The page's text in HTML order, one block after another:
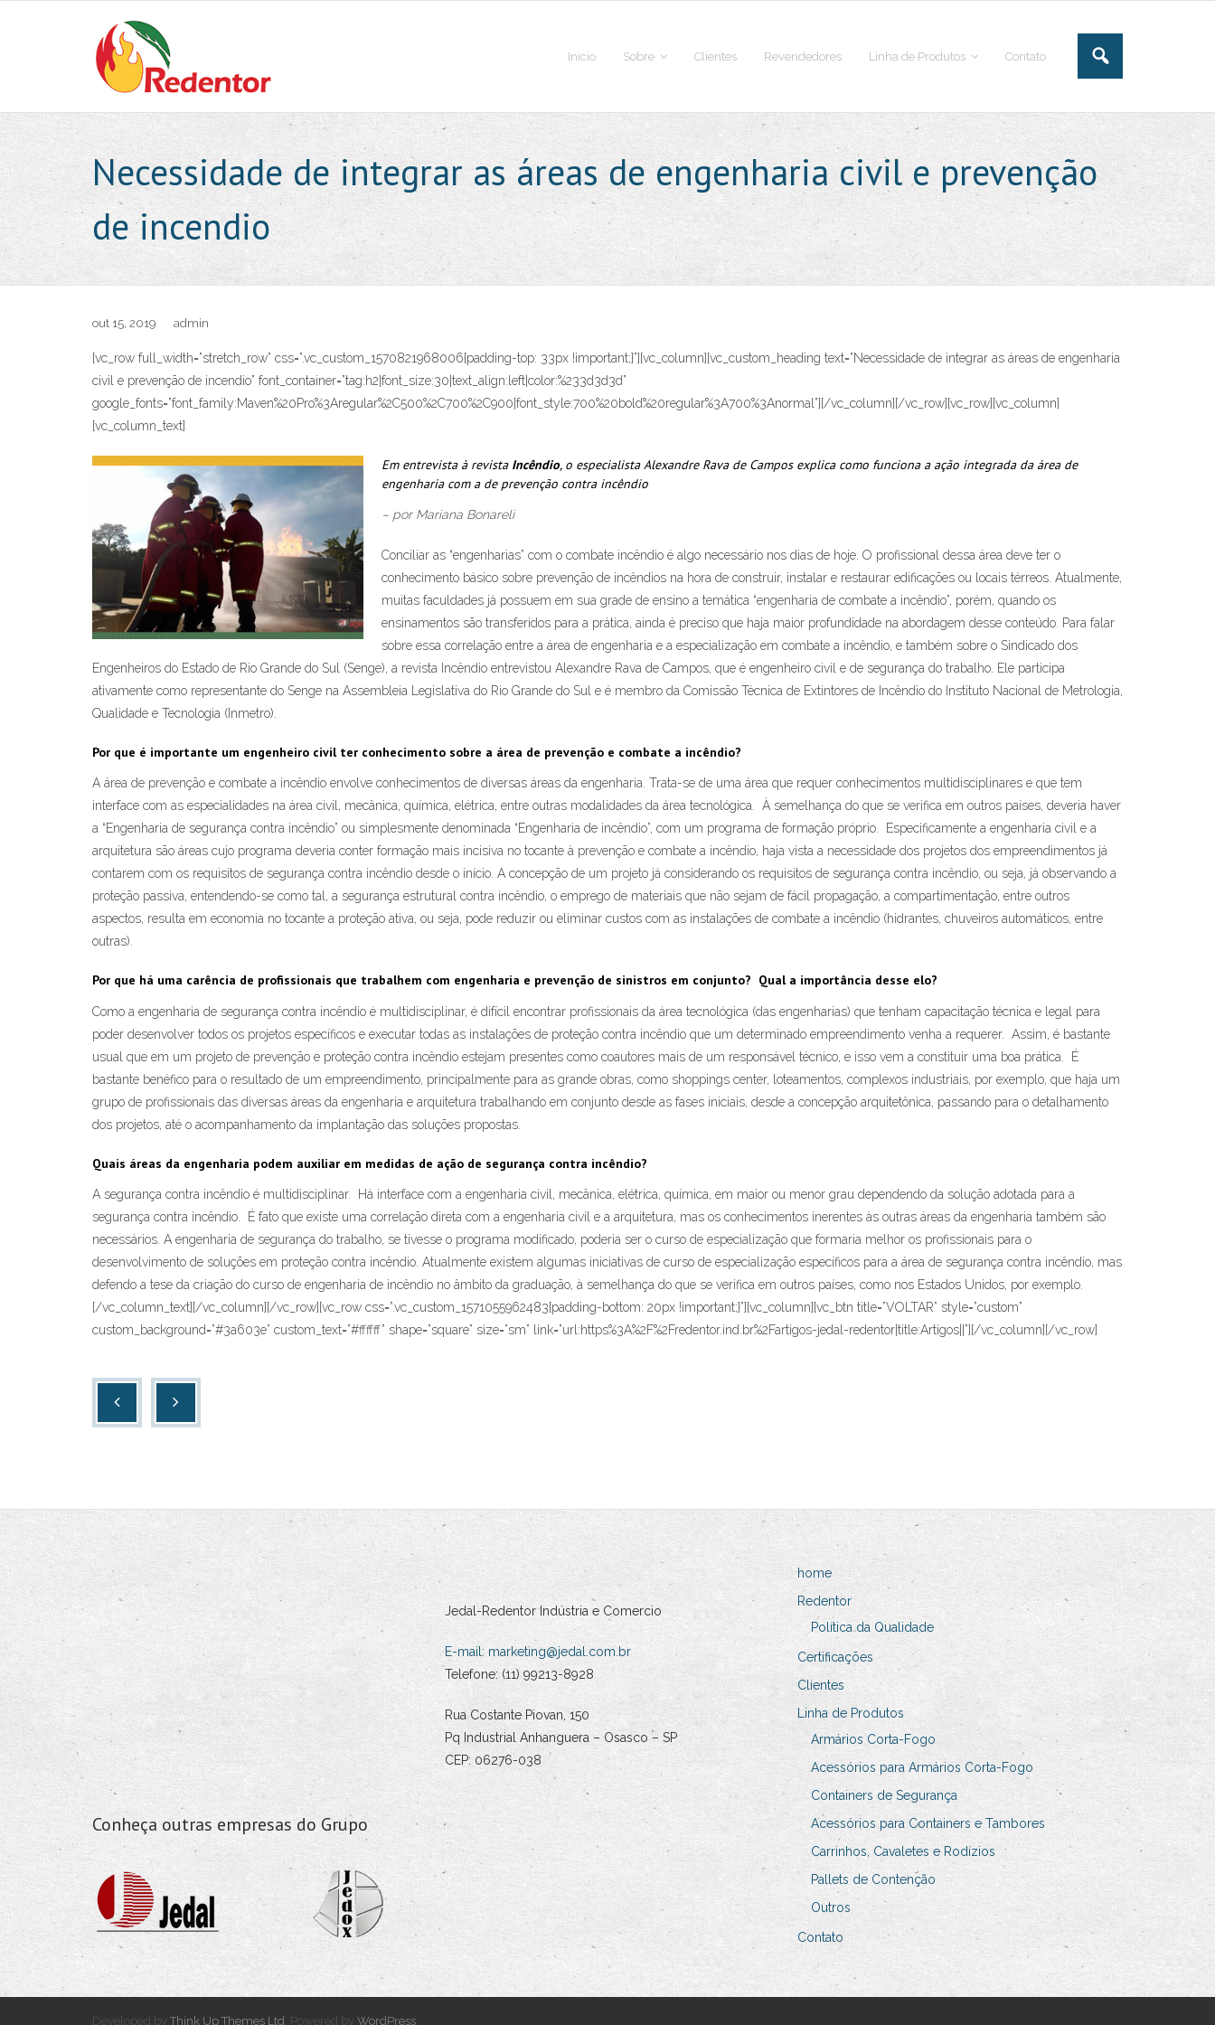
Inicio Sobre Clientes Revendedores Linha de Produtos Contato
Necessidade de integrar as áreas de engenharia civil e prevenção
de incendio
out 15, 2019 admin
[vc_row full_width=”stretch_row” css=”.vc_custom_1570821968006{padding-top: 33px !important;}”][vc_column][vc_custom_heading text=”Necessidade de integrar as áreas de engenharia
civil e prevenção de incendio” font_container=”tag:h2|font_size:30|text_align:left|color:%233d3d3d”
google_fonts=”font_family:Maven%20Pro%3Aregular%2C500%2C700%2C900|font_style:700%20bold%20regular%3A700%3Anormal”][/vc_column][/vc_row][vc_row][vc_column]
[vc_column_text]
Em entrevista à revista Incêndio, o especialista Alexandre Rava de Campos explica como funciona a ação integrada da área de
engenharia com a de prevenção contra incêndio
– por Mariana Bonareli
Conciliar as “engenharias” com o combate incêndio é algo necessário nos dias de hoje. O profissional dessa área deve ter o
conhecimento básico sobre prevenção de incêndios na hora de construir, instalar e restaurar edificações ou locais térreos. Atualmente,
muitas faculdades já possuem em sua grade de ensino a temática “engenharia de combate a incêndio”, porém, quando os
ensinamentos são transferidos para a prática, ainda é preciso que haja maior profundidade na abordagem desse conteúdo. Para falar
sobre essa correlação entre a área de engenharia e a especialização em combate a incêndio, e também sobre o Sindicado dos
Engenheiros do Estado de Rio Grande do Sul (Senge), a revista Incêndio entrevistou Alexandre Rava de Campos, que é engenheiro civil e de segurança do trabalho. Ele participa
ativamente como representante do Senge na Assembleia Legislativa do Rio Grande do Sul e é membro da Comissão Técnica de Extintores de Incêndio do Instituto Nacional de Metrologia,
Qualidade e Tecnologia (Inmetro).
Por que é importante um engenheiro civil ter conhecimento sobre a área de prevenção e combate a incêndio?
A área de prevenção e combate a incêndio envolve conhecimentos de diversas áreas da engenharia. Trata-se de uma área que requer conhecimentos multidisciplinares e que tem
interface com as especialidades na área civil, mecânica, química, elétrica, entre outras modalidades da área tecnológica. À semelhança do que se verifica em outros países, deveria haver
a “Engenharia de segurança contra incêndio” ou simplesmente denominada “Engenharia de incêndio”, com um programa de formação próprio. Especificamente a engenharia civil e a
arquitetura são áreas cujo programa deveria conter formação mais incisiva no tocante à prevenção e combate a incêndio, haja vista a necessidade dos projetos dos empreendimentos já
contarem com os requisitos de segurança contra incêndio desde o início. A concepção de um projeto já considerando os requisitos de segurança contra incêndio, ou seja, já observando a
proteção passiva, entendendo-se como tal, a segurança estrutural contra incêndio, o emprego de materiais que não sejam de fácil propagação, a compartimentação, entre outros
aspectos, resulta em economia no tocante a proteção ativa, ou seja, pode reduzir ou eliminar custos com as instalações de combate a incêndio (hidrantes, chuveiros automáticos, entre
outras).
Por que há uma carência de profissionais que trabalhem com engenharia e prevenção de sinistros em conjunto? Qual a importância desse elo?
Como a engenharia de segurança contra incêndio é multidisciplinar, é difícil encontrar profissionais da área tecnológica (das engenharias) que tenham capacitação técnica e legal para
poder desenvolver todos os projetos específicos e executar todas as instalações de proteção contra incêndio que um determinado empreendimento venha a requerer. Assim, é bastante
usual que em um projeto de prevenção e proteção contra incêndio estejam presentes como coautores mais de um responsável técnico, e isso vem a constituir uma boa prática. É
bastante benéfico para o resultado de um empreendimento, principalmente para as grande obras, como shoppings center, loteamentos, complexos industriais, por exemplo, que haja um
grupo de profissionais das diversas áreas da engenharia e arquitetura trabalhando em conjunto desde as fases iniciais, desde a concepção arquitetônica, passando para o detalhamento
dos projetos, até o acompanhamento da implantação das soluções propostas.
Quais áreas da engenharia podem auxiliar em medidas de ação de segurança contra incêndio?
A segurança contra incêndio é multidisciplinar. Há interface com a engenharia civil, mecânica, elétrica, química, em maior ou menor grau dependendo da solução adotada para a
segurança contra incêndio. É fato que existe uma correlação direta com a engenharia civil e a arquitetura, mas os conhecimentos inerentes às outras áreas da engenharia também são
necessários. A engenharia de segurança do trabalho, se tivesse o programa modificado, poderia ser o curso de especialização que formaria melhor os profissionais para o
desenvolvimento de soluções em proteção contra incêndio. Atualmente existem algumas iniciativas de curso de especialização específicos para a área de segurança contra incêndio, mas
defendo a tese da criação do curso de engenharia de incêndio no âmbito da graduação, à semelhança do que se verifica em outros países, como nos Estados Unidos, por exemplo.
[/vc_column_text][/vc_column][/vc_row][vc_row css=”.vc_custom_1571055962483{padding-bottom: 20px !important;}”][vc_column][vc_btn title=”VOLTAR” style=”custom”
custom_background=”#3a603e” custom_text=”#ffffff” shape=”square” size=”sm” link=”url:https%3A%2F%2Fredentor.ind.br%2Fartigos-jedal-redentor|title:Artigos||”][/vc_column][/vc_row]
Conheça outras empresas do Grupo
Jedal-Redentor Indústria e Comercio
E-mail: marketing@jedal.com.br
Telefone: (11) 99213-8928
Rua Costante Piovan, 150
Pq Industrial Anhanguera – Osasco – SP
CEP: 06276-038
home
Redentor
Política da Qualidade
Certificações
Clientes
Linha de Produtos
Armários Corta-Fogo
Acessórios para Armários Corta-Fogo
Containers de Segurança
Acessórios para Containers e Tambores
Carrinhos, Cavaletes e Rodízios
Pallets de Contenção
Outros
Contato
Developed by Think Up Themes Ltd . Powered by WordPress